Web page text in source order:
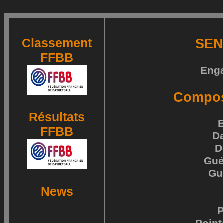
Classement
FFBB
Résultats
FFBB
News